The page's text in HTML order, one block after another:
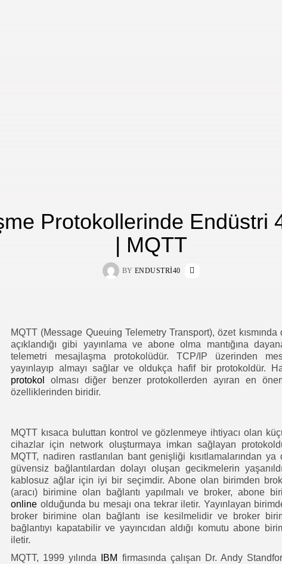
Protokollerinde Endüstri
| MQTT
BY ENDUSTRI40
MQTT (Message Queuing Telemetry Transport), özet kısmında
açıklandığı gibi yayınlama ve abone olma mantığına
telemetri mesajlaşma protokolüdür. TCP/IP üzerinden
yayınlayıp almayı sağlar ve oldukça hafif bir protokoldür.
protokol
olması diğer benzer protokollerden ayıran en
özelliklerinden biridir.
MQTT kısaca buluttan kontrol ve gözlenmeye ihtiyacı olan
cihazlar için network oluşturmaya imkan sağlayan
MQTT, nadiren rastlanılan bant genişliği kısıtlamalarından ya
güvensiz bağlantılardan dolayı oluşan gecikmelerin
kablosuz ağlar için iyi bir seçimdir. Abone olan birimden
(aracı) birimine olan bağlantı yapılmalı ve broker, abone
online olduğunda bu mesajı ona tekrar iletir. Yayınlayan
broker birimine olan bağlantı ise kesilmelidir ve broker
bağlantıyı kapatabilir ve yayıncıdan aldığı komutu abone
iletir.
MQTT, 1999 yılında
IBM firmasında çalışan Dr. Andy